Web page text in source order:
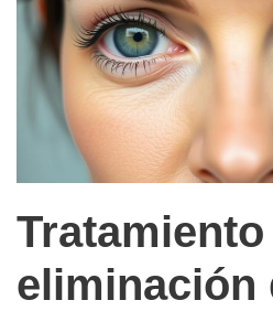
eliminación